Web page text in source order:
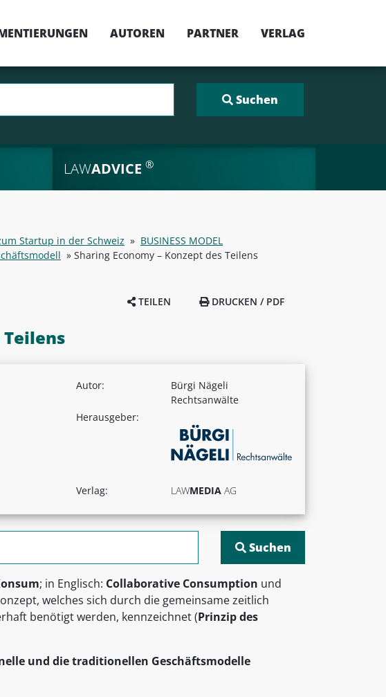
AUTOREN PARTNER VERLAG
LAWADVICE ®
Startup in der Schweiz » BUSINESS MODEL
» Sharing Economy – Konzept des Teilens
TEILEN DRUCKEN / PDF
Teilens
Autor:
Bürgi Nägeli
Rechtsanwälte
Herausgeber:
Verlag: LAWMEDIA AG
; in Englisch: Collaborative Consumption und
welches sich durch die gemeinsame zeitlich
benötigt werden, kennzeichnet (Prinzip des
und die traditionellen Geschäftsmodelle